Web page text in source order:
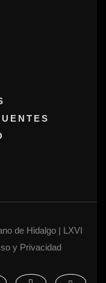
de Hidalgo | LXVI
y Privacidad